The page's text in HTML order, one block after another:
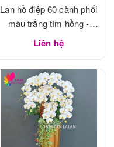
Lan hồ điệp 60 cành phối
màu trắng tím hồng -
LHD1183
Liên hệ